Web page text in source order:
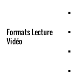
Formats Lecture
Vidéo